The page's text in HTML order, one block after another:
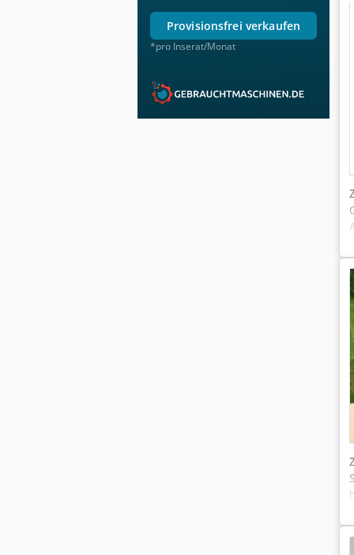
provisionsfrei verkaufen
*pro Inserat/Monat